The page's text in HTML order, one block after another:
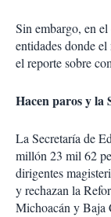
Sin embargo, en
entidades donde
el reporte sobre
Hacen paros y la
La Secretaría de
millón 23 mil 62
dirigentes
y rechazan la
Michoacán y Baja